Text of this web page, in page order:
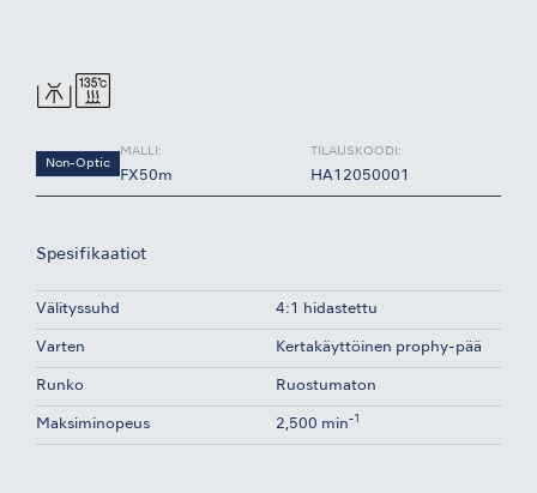
Non-Optic
MALLI:
FX50m
TILAUSKOODI:
HA12050001
Spesifikaatiot
Välityssuhd 4:1 hidastettu
Varten Kertakäyttöinen prophy-pää
Runko Ruostumaton
Maksiminopeus 2,500 min-1